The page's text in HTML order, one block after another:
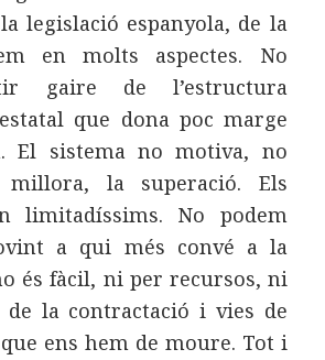
legislació espanyola, de la
en molts aspectes. No
gaire de l’estructura
que dona poc marge
El sistema no motiva, no
millora, la superació. Els
limitadíssims. No podem
a qui més convé a la
és fàcil, ni per recursos, ni
la contractació i vies de
ens hem de moure. Tot i